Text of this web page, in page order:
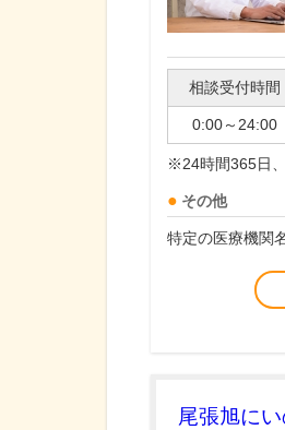
相談受付時間
0:00～24:00
※24時間365日
その他
特定の医療機関
尾張旭に